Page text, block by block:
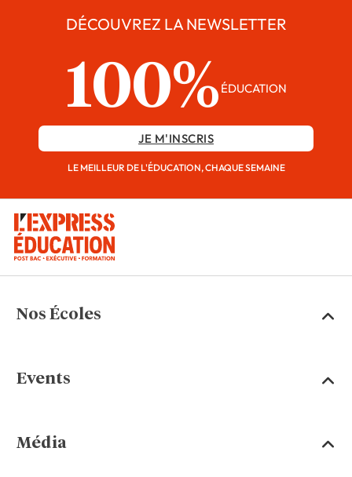
DÉCOUVREZ LA NEWSLETTER
100% ÉDUCATION
JE M'INSCRIS
LE MEILLEUR DE L'ÉDUCATION, CHAQUE SEMAINE
Nos Écoles
Events
Média